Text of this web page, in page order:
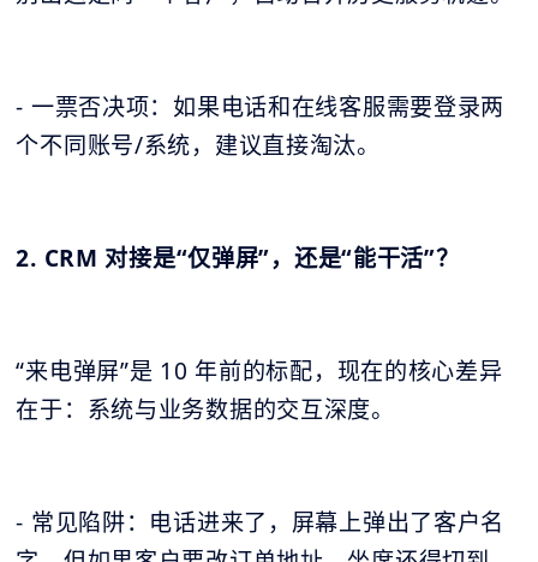
- 一票否决项：如果电话和在线客服需要登录两
个不同账号/系统，建议直接淘汰。
2. CRM 对接是“仅弹屏”，还是“能干活”？
“来电弹屏”是 10 年前的标配，现在的核心差异
在于：系统与业务数据的交互深度。
- 常见陷阱：电话进来了，屏幕上弹出了客户名